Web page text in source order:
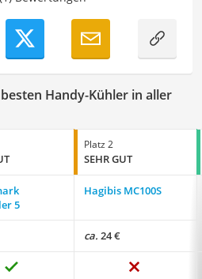
Handy-Kühler in aller
Platz 2
SEHR GUT
5
Hagibis MC100S
ca. 24 €